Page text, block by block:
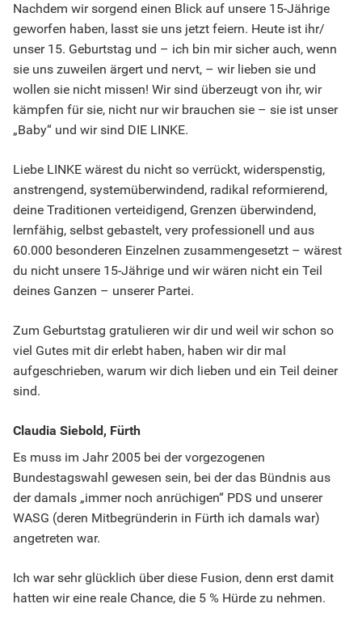
Nachdem wir sorgend einen Blick auf unsere 15-Jährige
geworfen haben, lasst sie uns jetzt feiern. Heute ist ihr/
unser 15. Geburtstag und – ich bin mir sicher auch, wenn
sie uns zuweilen ärgert und nervt, – wir lieben sie und
wollen sie nicht missen! Wir sind überzeugt von ihr, wir
kämpfen für sie, nicht nur wir brauchen sie – sie ist unser
„Baby“ und wir sind DIE LINKE.
Liebe LINKE wärest du nicht so verrückt, widerspenstig,
anstrengend, systemüberwindend, radikal reformierend,
deine Traditionen verteidigend, Grenzen überwindend,
lernfähig, selbst gebastelt, very professionell und aus
60.000 besonderen Einzelnen zusammengesetzt – wärest
du nicht unsere 15-Jährige und wir wären nicht ein Teil
deines Ganzen – unserer Partei.
Zum Geburtstag gratulieren wir dir und weil wir schon so
viel Gutes mit dir erlebt haben, haben wir dir mal
aufgeschrieben, warum wir dich lieben und ein Teil deiner
sind.
Claudia Siebold, Fürth
Es muss im Jahr 2005 bei der vorgezogenen
Bundestagswahl gewesen sein, bei der das Bündnis aus
der damals „immer noch anrüchigen“ PDS und unserer
WASG (deren Mitbegründerin in Fürth ich damals war)
angetreten war.
Ich war sehr glücklich über diese Fusion, denn erst damit
hatten wir eine reale Chance, die 5 % Hürde zu nehmen.